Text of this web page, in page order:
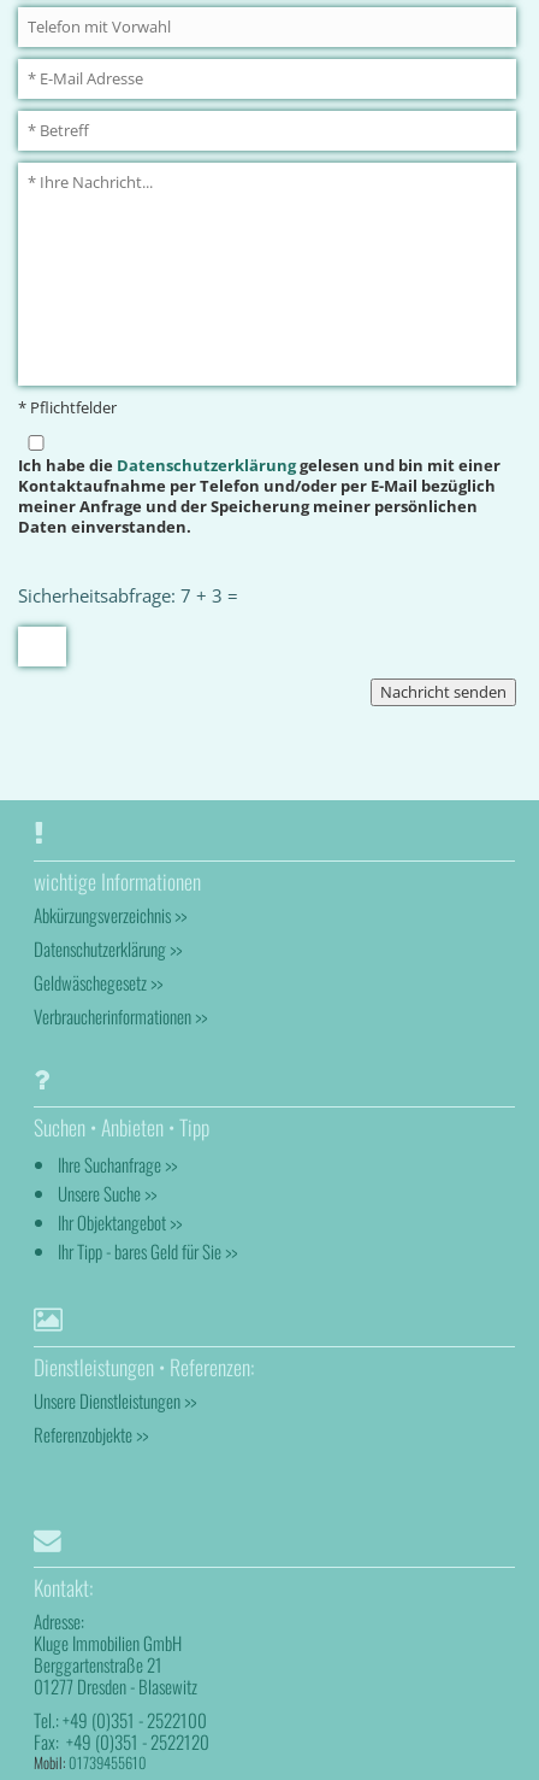
* Pflichtfelder
Ich habe die Datenschutzerklärunggelesen und bin mit einer
Kontaktaufnahme per Telefon und/oder per E-Mail bezüglich
meiner Anfrage und der Speicherung meiner persönlichen
Daten einverstanden.
Sicherheitsabfrage: 7 + 3 =
wichtige Informationen
Abkürzungsverzeichnis >>
Datenschutzerklärung >>
Geldwäschegesetz >>
Verbraucherinformationen >>
Suchen • Anbieten • Tipp
Ihre Suchanfrage >>
Unsere Suche >>
Ihr Objektangebot >>
Ihr Tipp - bares Geld für Sie >>
Dienstleistungen • Referenzen:
Unsere Dienstleistungen >>
Referenzobjekte >>
Kontakt:
Adresse:
Kluge Immobilien GmbH
Berggartenstraße 21
01277 Dresden - Blasewitz
Tel.:+49 (0)351 - 2522100
Fax:+49 (0)351 - 2522120
Mobil: 01739455610